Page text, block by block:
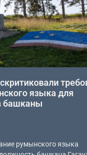
языка для
башканы
румынского языка